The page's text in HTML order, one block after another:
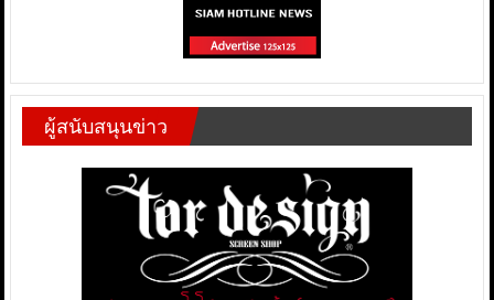
ผู้สนับสนุนข่าว